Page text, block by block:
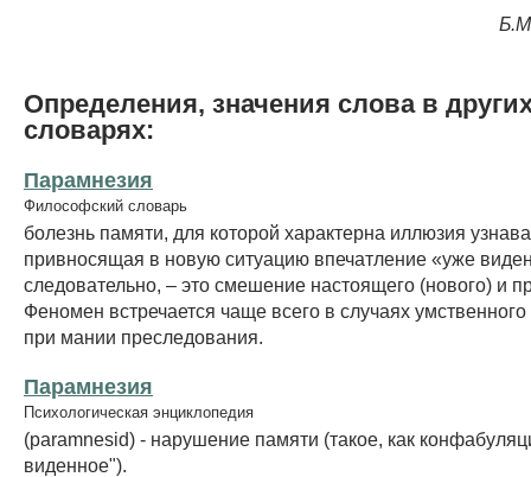
Определения, значения слова в
словарях:
Парамнезия
Философский словарь
болезнь памяти, для которой характерна иллюзия
привносящая в новую ситуацию впечатление «уже
следовательно, – это смешение настоящего (нового) и
Феномен встречается чаще всего в случаях
при мании преследования.
Парамнезия
Психологическая энциклопедия
(paramnesid) - нарушение памяти (такое, как
виденное").